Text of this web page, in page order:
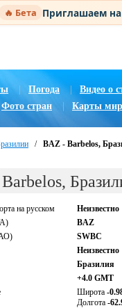
🔥 Бета Приглашаем на
Погода | Видео о
Фото стран Карты
/ BAZ - Barbelos,
на русском
Неизвестно
BAZ
SWBC
Неизвестно
Бразилия
+4.0 GMT
Широта -
Долгота -